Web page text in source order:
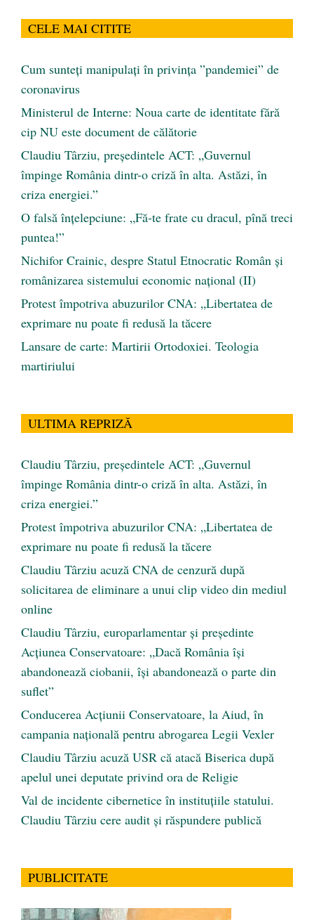
CELE MAI CITITE
Cum sunteți manipulați în privința ”pandemiei” de
coronavirus
Ministerul de Interne: Noua carte de identitate fără
cip NU este document de călătorie
Claudiu Târziu, președintele ACT: „Guvernul
împinge România dintr-o criză în alta. Astăzi, în
criza energiei.”
O falsă înțelepciune: „Fă-te frate cu dracul, pînă treci
puntea!”
Nichifor Crainic, despre Statul Etnocratic Român şi
românizarea sistemului economic naţional (II)
Protest împotriva abuzurilor CNA: „Libertatea de
exprimare nu poate fi redusă la tăcere
Lansare de carte: Martirii Ortodoxiei. Teologia
martiriului
ULTIMA REPRIZĂ
Claudiu Târziu, președintele ACT: „Guvernul
împinge România dintr-o criză în alta. Astăzi, în
criza energiei.”
Protest împotriva abuzurilor CNA: „Libertatea de
exprimare nu poate fi redusă la tăcere
Claudiu Târziu acuză CNA de cenzură după
solicitarea de eliminare a unui clip video din mediul
online
Claudiu Târziu, europarlamentar și președinte
Acțiunea Conservatoare: „Dacă România își
abandonează ciobanii, își abandonează o parte din
suflet”
Conducerea Acțiunii Conservatoare, la Aiud, în
campania națională pentru abrogarea Legii Vexler
Claudiu Târziu acuză USR că atacă Biserica după
apelul unei deputate privind ora de Religie
Val de incidente cibernetice în instituțiile statului.
Claudiu Târziu cere audit și răspundere publică
PUBLICITATE